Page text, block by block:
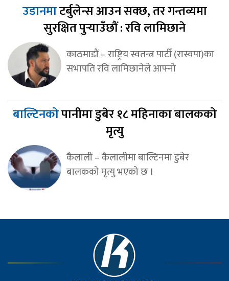
उडानमाटर्बुलेन्स आउन सक्छ, तर गन्तव्यमा
सुरक्षित पुर्‍याउँछौं : रवि लामिछाने
काठमाडौं – राष्ट्रिय स्वतन्त्र पार्टी (रास्वपा)का
सभापति रवि लामिछानेले आफ्नो
बाल्टिनकोपानीमा डुबेर १८ महिनाका बालकको
मृत्यु
कैलाली – कैलालीमा बाल्टिनमा डुबेर
बालकको मृत्यु भएको छ ।